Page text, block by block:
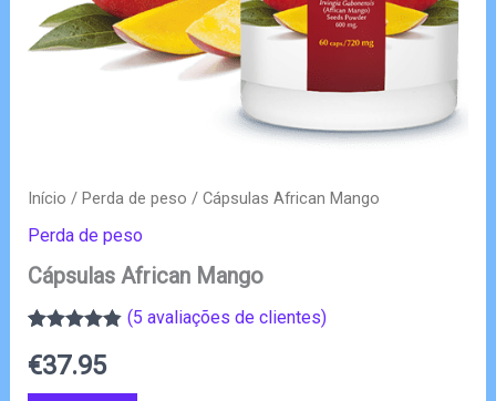
Início / Perda de peso / Cápsulas African Mango
Perda de peso
Cápsulas African Mango
com4.80em
5 com base
(5 avaliações de clientes)
€37.95